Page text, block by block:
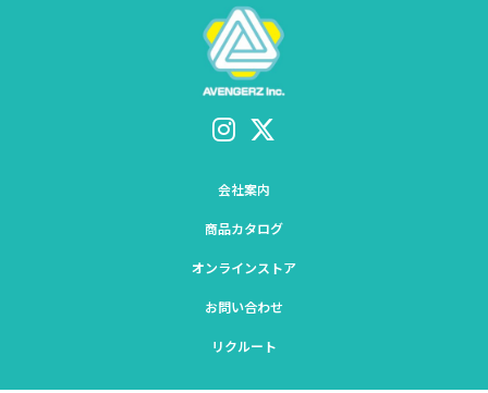
会社案内
商品カタログ
オンラインストア
お問い合わせ
リクルート